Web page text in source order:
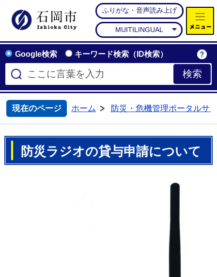
石岡市公式ホームページ
ふりがな・音声読み上げ
MUITILINGUAL
Google検索 キーワード検索（ID検索）
現在のページ
ホーム
防災・危機管理ポータルサ
防災ラジオの貸与申請について